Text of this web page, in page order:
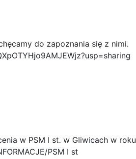
do zapoznania się z nimi.
w PSM I st. w Gliwicach w roku
PSM I st